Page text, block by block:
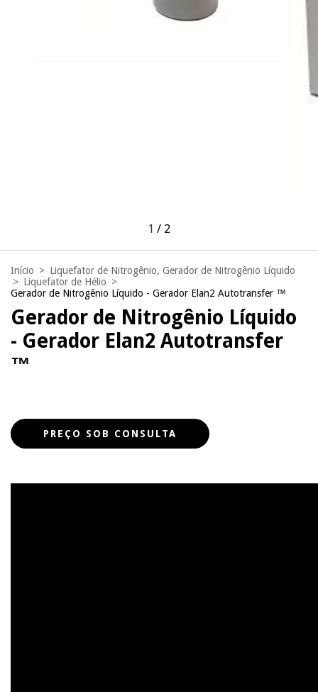
1 / 2
Início > Liquefator de Nitrogênio, Gerador de Nitrogênio Líquido
> Liquefator de Hélio >
Gerador de Nitrogênio Líquido - Gerador Elan2 Autotransfer ™
Gerador de Nitrogênio Líquido
- Gerador Elan2 Autotransfer
™